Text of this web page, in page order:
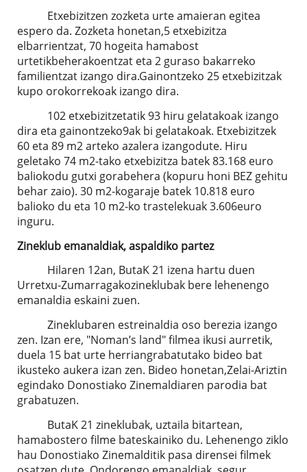
Etxebizitzen zozketa urte amaieran egitea
espero da. Zozketa honetan,5 etxebizitza
elbarrientzat, 70 hogeita hamabost
urtetikbeherakoentzat eta 2 guraso bakarreko
familientzat izango dira.Gainontzeko 25 etxebizitzak
kupo orokorrekoak izango dira.
102 etxebizitzetatik 93 hiru gelatakoak izango
dira eta gainontzeko9ak bi gelatakoak. Etxebizitzek
60 eta 89 m2 arteko azalera izangodute. Hiru
geletako 74 m2-tako etxebizitza batek 83.168 euro
baliokodu gutxi gorabehera (kopuru honi BEZ gehitu
behar zaio). 30 m2-kogaraje batek 10.818 euro
balioko du eta 10 m2-ko trastelekuak 3.606euro
inguru.
Zineklub emanaldiak, aspaldiko partez
Hilaren 12an, ButaK 21 izena hartu duen
Urretxu-Zumarragakozineklubak bere lehenengo
emanaldia eskaini zuen.
Zineklubaren estreinaldia oso berezia izango
zen. Izan ere, "Noman’s land" filmea ikusi aurretik,
duela 15 bat urte herriangrabatutako bideo bat
ikusteko aukera izan zen. Bideo honetan,Zelai-Ariztin
egindako Donostiako Zinemaldiaren parodia bat
grabatuzen.
ButaK 21 zineklubak, uztaila bitartean,
hamabostero filme bateskainiko du. Lehenengo ziklo
hau Donostiako Zinemalditik pasa dirensei filmek